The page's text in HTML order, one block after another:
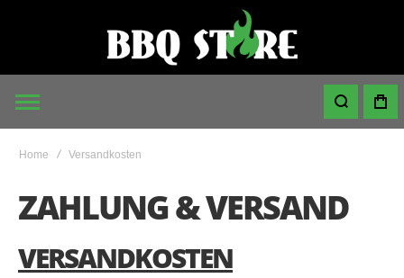
Home Versandkosten
ZAHLUNG & VERSAND
VERSANDKOSTEN